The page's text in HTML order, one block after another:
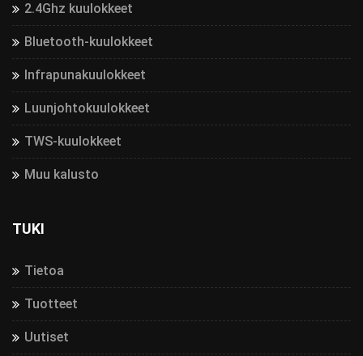
2.4Ghz kuulokkeet
Bluetooth-kuulokkeet
Infrapunakuulokkeet
Luunjohtokuulokkeet
TWS-kuulokkeet
Muu kalusto
TUKI
Tietoa
Tuotteet
Uutiset